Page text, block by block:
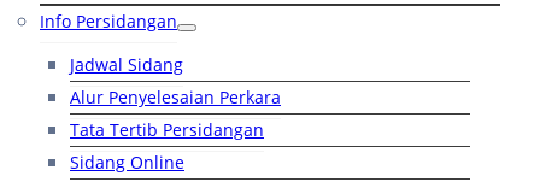
Info Persidangan
Jadwal Sidang
Alur Penyelesaian Perkara
Tata Tertib Persidangan
Sidang Online